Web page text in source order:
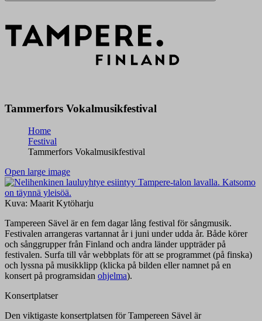
Tammerfors Vokalmusikfestival
Home
Festival
Tammerfors Vokalmusikfestival
Open large image
Kuva: Maarit Kytöharju
Tampereen Sävel är en fem dagar lång festival för sångmusik.
Festivalen arrangeras vartannat år i juni under udda år. Både körer
och sånggrupper från Finland och andra länder uppträder på
festivalen. Surfa till vår webbplats för att se programmet (på finska)
och lyssna på musikklipp (klicka på bilden eller namnet på en
konsert på programsidan ohjelma).
Konsertplatser
Den viktigaste konsertplatsen för Tampereen Sävel är